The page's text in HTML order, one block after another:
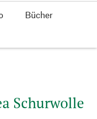
Bücher
Schurwolle